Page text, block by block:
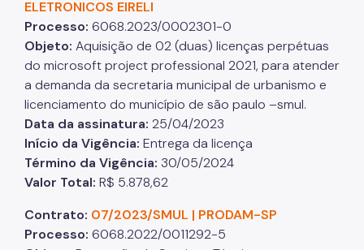
ELETRONICOS EIRELI
Processo: 6068.2023/0002301-0
Objeto: Aquisição de 02 (duas) licenças perpétuas
do microsoft project professional 2021, para atender
a demanda da secretaria municipal de urbanismo e
licenciamento do município de são paulo –smul.
Data da assinatura: 25/04/2023
Início da Vigência: Entrega da licença
Término da Vigência: 30/05/2024
Valor Total: R$ 5.878,62
Contrato: 07/2023/SMUL | PRODAM-SP
Processo: 6068.2022/0011292-5